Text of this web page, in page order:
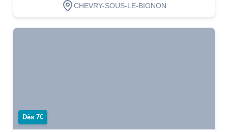
CHEVRY-SOUS-LE-BIGNON
Dès 7€